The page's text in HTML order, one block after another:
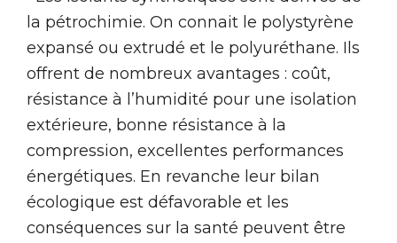
la pétrochimie. On connait le polystyrène
expansé ou extrudé et le polyuréthane. Ils
offrent de nombreux avantages : coût,
résistance à l’humidité pour une isolation
extérieure, bonne résistance à la
compression, excellentes performances
énergétiques. En revanche leur bilan
écologique est défavorable et les
conséquences sur la santé peuvent être